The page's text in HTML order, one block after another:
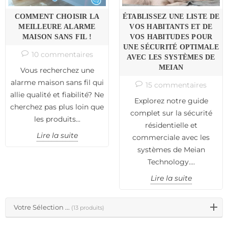
Votre Sélection ... (13 produits)
surveillancerobuste. Cette analyse vise à comparer différentes
options de surveillance pour vous orienter vers le choix le plus
adapté à vos besoins.
Quel est l'intérêt crucial d'un enregistreur dans un Système de
utilisation
d'un enregistreur dans un système de
vidéosurveillance individuelle est
essentielle. Non seulement cet
appareil assure une surveillance continue en votre absence, mais
il joue également un rôle vital en cas d'incident. L'enregistreur
capture des preuves vidéo qui peuvent être cruciales pour les
autorités judiciaires et les compagnies d'assurance. Ces
enregistrements vidéo servent de preuve irréfutable lors de la
déclaration d'incidents, facilitant ainsi la couverture et le
remboursement par votre assurance. Investir dans un système de
donc non seulement la sécurité de vos biens mais aussi une
COMMENT CHOISIR LA
MEILLEURE ALARME
MAISON SANS FIL !
10 commentaires
Vous recherchez une
alarme maison sans fil qui
allie qualité et fiabilité? Ne
cherchez pas plus loin que
les produits...
Lire la suite
ÉTABLISSEZ UNE LISTE DE
VOS HABITANTS ET DE
VOS HABITUDES POUR
UNE SÉCURITÉ OPTIMALE
AVEC LES SYSTÈMES DE
MEIAN
15 commentaires
Explorez notre guide
complet sur la sécurité
résidentielle et
commerciale avec les
systèmes de Meian
Technology....
Lire la suite